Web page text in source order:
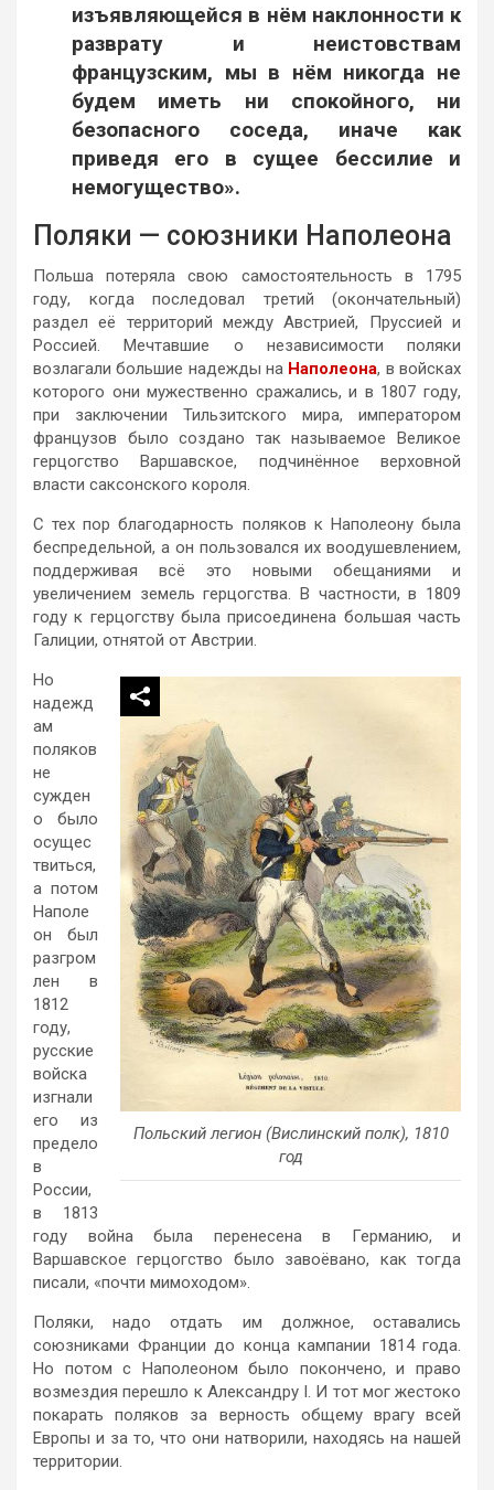
изъявляющейся в нём наклонности к
разврату и неистовствам
французским, мы в нём никогда не
будем иметь ни спокойного, ни
безопасного соседа, иначе как
приведя его в сущее бессилие и
немогущество».
Поляки — союзники Наполеона
Польша потеряла свою самостоятельность в 1795
году, когда последовал третий (окончательный)
раздел её территорий между Австрией, Пруссией и
Россией. Мечтавшие о независимости поляки
возлагали большие надежды на Наполеона, в войсках
которого они мужественно сражались, и в 1807 году,
при заключении Тильзитского мира, императором
французов было создано так называемое Великое
герцогство Варшавское, подчинённое верховной
власти саксонского короля.
С тех пор благодарность поляков к Наполеону была
беспредельной, а он пользовался их воодушевлением,
поддерживая всё это новыми обещаниями и
увеличением земель герцогства. В частности, в 1809
году к герцогству была присоединена большая часть
Галиции, отнятой от Австрии.
Польский легион (Вислинский полк), 1810
год
Но
надежд
ам
поляков
не
сужден
о было
осущес
твиться,
а потом
Наполе
он был
разгром
лен в
1812
году,
русские
войска
изгнали
его из
предело
в
России,
в 1813
году война была перенесена в Германию, и
Варшавское герцогство было завоёвано, как тогда
писали, «почти мимоходом».
Поляки, надо отдать им должное, оставались
союзниками Франции до конца кампании 1814 года.
Но потом с Наполеоном было покончено, и право
возмездия перешло к Александру I. И тот мог жестоко
покарать поляков за верность общему врагу всей
Европы и за то, что они натворили, находясь на нашей
территории.